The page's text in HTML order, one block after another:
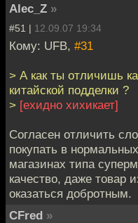
Alec_Z »
#51 | 12.09.07 19:34
Кому: UFB, #31
> А как ты отличишь
китайской подделки ?
> [ехидно хихикает]
Согласен отличить
покупать в
магазинах типа
качество, даже товар
оказаться добротным.
CFred »